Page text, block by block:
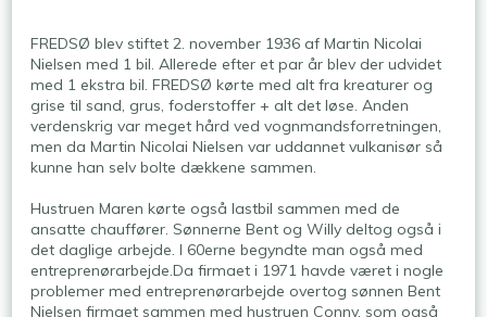
FREDSØ blev stiftet 2. november 1936 af Martin Nicolai
Nielsen med 1 bil. Allerede efter et par år blev der udvidet
med 1 ekstra bil. FREDSØ kørte med alt fra kreaturer og
grise til sand, grus, foderstoffer + alt det løse. Anden
verdenskrig var meget hård ved vognmandsforretningen,
men da Martin Nicolai Nielsen var uddannet vulkanisør så
kunne han selv bolte dækkene sammen.
Hustruen Maren kørte også lastbil sammen med de
ansatte chauffører. Sønnerne Bent og Willy deltog også i
det daglige arbejde. I 60erne begyndte man også med
entreprenørarbejde.Da firmaet i 1971 havde været i nogle
problemer med entreprenørarbejde overtog sønnen Bent
Nielsen firmaet sammen med hustruen Conny, som også